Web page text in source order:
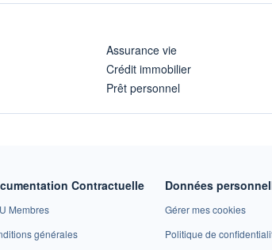
Assurance vie
Crédit immobilier
Prêt personnel
Contractuelle
Membres
générales
Données
Gérer mes cookies
Politique de